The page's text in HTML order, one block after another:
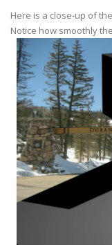
Here is a close-up of
Notice how smoothly